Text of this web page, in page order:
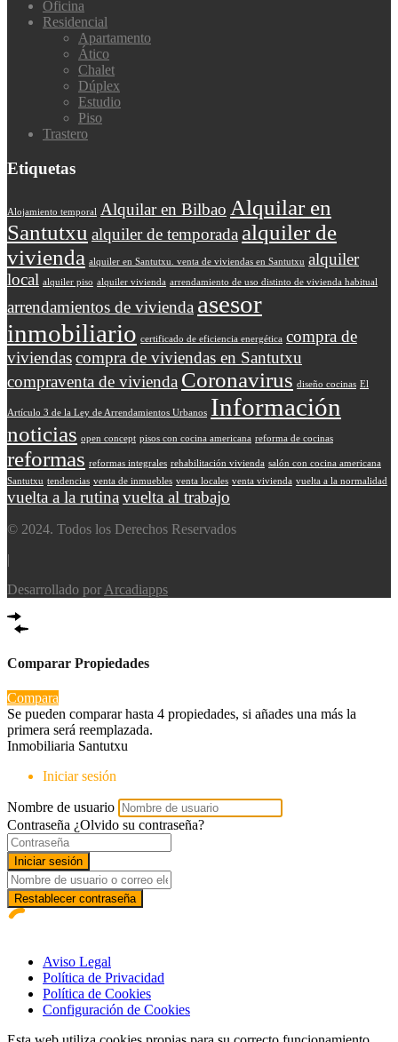
Oficina
Residencial
Apartamento
Ático
Chalet
Dúplex
Estudio
Piso
Trastero
Etiquetas
Alojamiento temporal Alquilar en Bilbao Alquilar en
Santutxu alquiler de temporada alquiler de
vivienda alquiler en Santutxu. venta de viviendas en Santutxu alquiler
local alquiler piso alquiler vivienda arrendamiento de uso distinto de vivienda habitual
arrendamientos de vivienda asesor
inmobiliario certificado de eficiencia energética compra de
viviendascompra de viviendas en Santutxu
compraventa de vivienda Coronavirus diseño cocinas El
Artículo 3 de la Ley de Arrendamientos Urbanos Información
noticias open concept pisos con cocina americana reforma de cocinas
reformas reformas integrales rehabilitación vivienda salón con cocina americana
Santutxu tendencias venta de inmuebles venta locales venta vivienda vuelta a la normalidad
vuelta a la rutina vuelta al trabajo
© 2024. Todos los Derechos Reservados
|
Desarrollado por Arcadiapps
Comparar Propiedades
Compara
Se pueden comparar hasta 4 propiedades, si añades una más la
primera será reemplazada.
Inmobiliaria Santutxu
Iniciar sesión
Nombre de usuario
Contraseña ¿Olvido su contraseña?
Iniciar sesión
Restablecer contraseña
Aviso Legal
Política de Privacidad
Política de Cookies
Configuración de Cookies